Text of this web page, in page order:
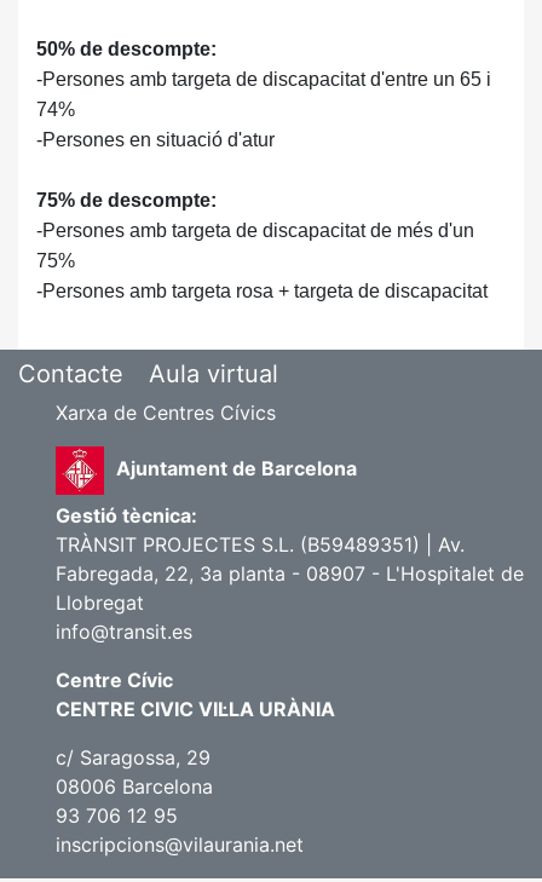
50% de descompte:
-Persones amb targeta de discapacitat d'entre un 65 i
74%
-Persones en situació d'atur
75% de descompte:
-Persones amb targeta de discapacitat de més d'un
75%
-Persones amb targeta rosa + targeta de discapacitat
Contacte Aula virtual
Xarxa de Centres Cívics
Ajuntament de Barcelona
Gestió tècnica:
TRÀNSIT PROJECTES S.L. (B59489351) | Av.
Fabregada, 22, 3a planta - 08907 - L'Hospitalet de
Llobregat
info@transit.es
Centre Cívic
CENTRE CIVIC VIL·LA URÀNIA
c/ Saragossa, 29
08006 Barcelona
93 706 12 95
inscripcions@vilaurania.net